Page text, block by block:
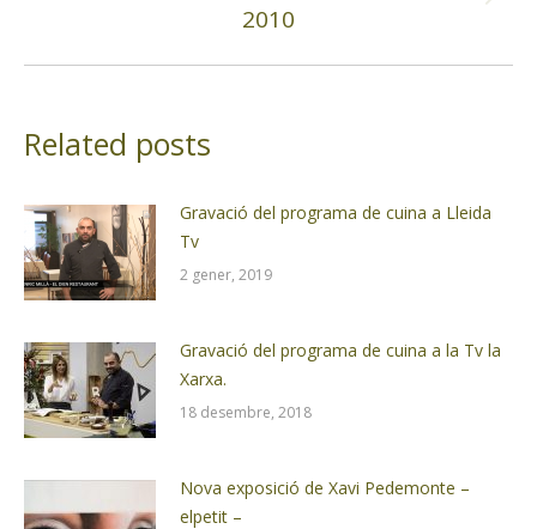
post:
2010
Related posts
Gravació del programa de cuina a Lleida
Tv
2 gener, 2019
Gravació del programa de cuina a la Tv la
Xarxa.
18 desembre, 2018
Nova exposició de Xavi Pedemonte –
elpetit –